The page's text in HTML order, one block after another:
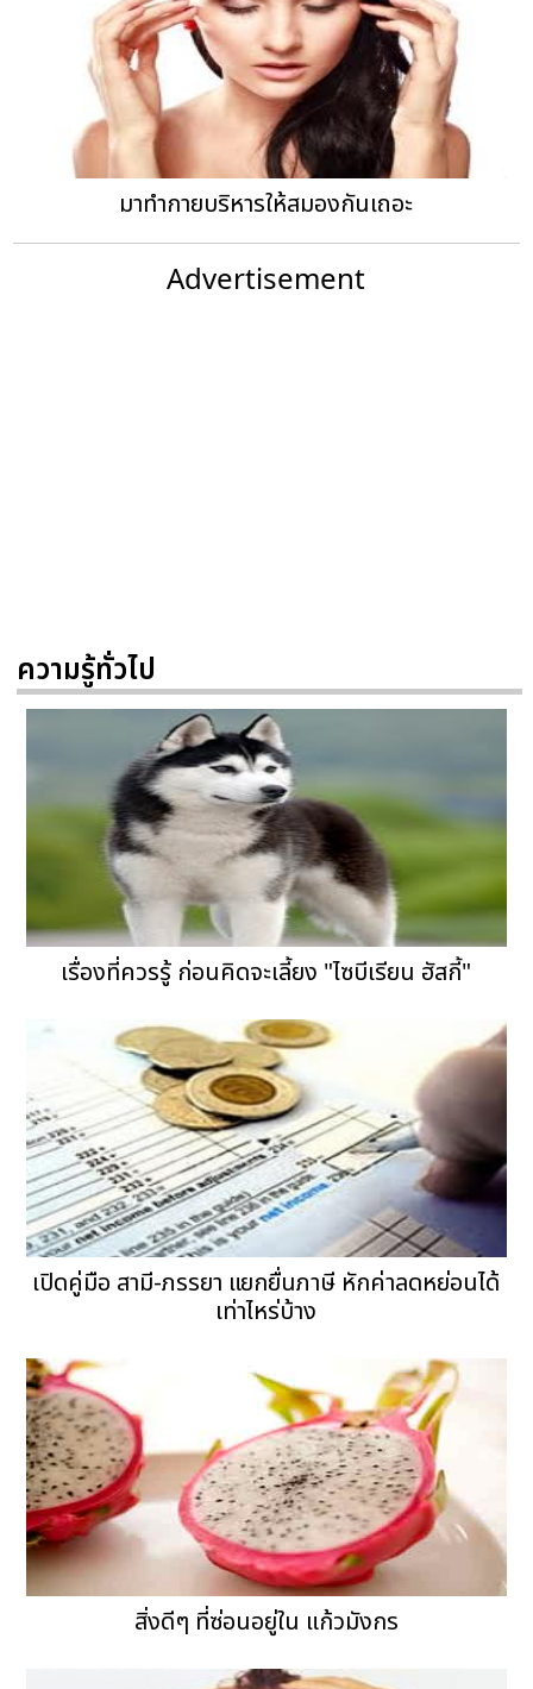
มาทำกายบริหารให้สมองกันเถอะ
Advertisement
ความรู้ทั่วไป
เรื่องที่ควรรู้ ก่อนคิดจะเลี้ยง "ไซบีเรียน ฮัสกี้"
เปิดคู่มือ สามี-ภรรยา แยกยื่นภาษี หักค่าลดหย่อนได้
เท่าไหร่บ้าง
สิ่งดีๆ ที่ซ่อนอยู่ใน แก้วมังกร